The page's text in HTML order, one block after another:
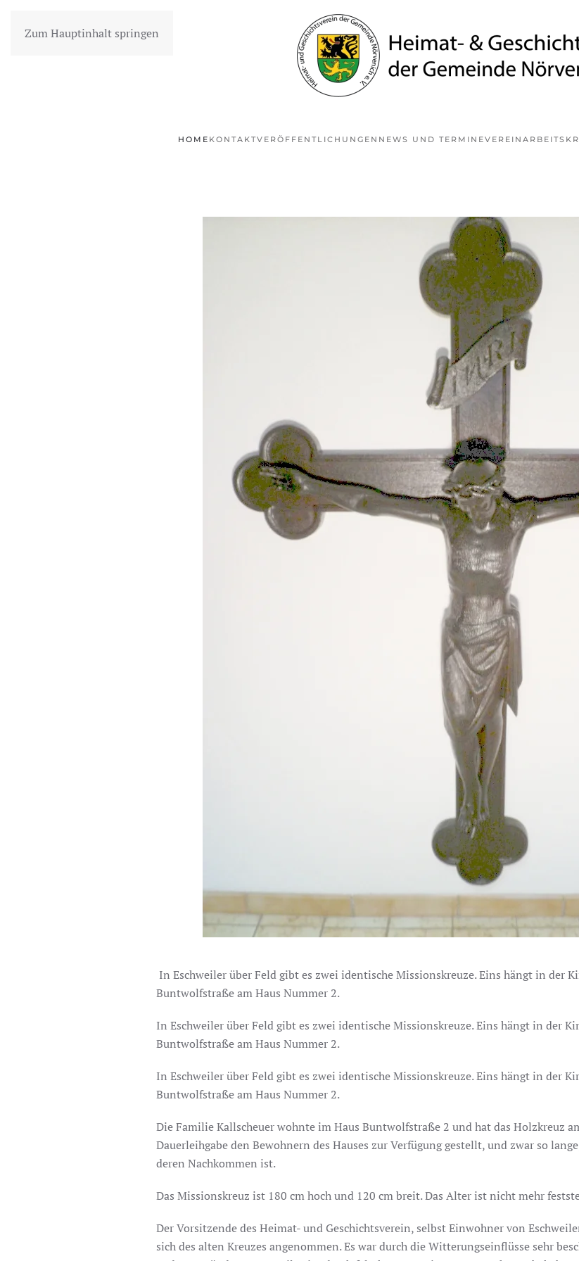
Zum Hauptinhalt springen
HOME KONTAKTVERÖFFENTLICHUNGEN NEWS UND TERMINEVEREIN
In Eschweiler über Feld gibt es zwei identische Missionskreuze. Eins hängt in der
Buntwolfstraße am Haus Nummer 2.
In Eschweiler über Feld gibt es zwei identische Missionskreuze. Eins hängt in der
Buntwolfstraße am Haus Nummer 2.
In Eschweiler über Feld gibt es zwei identische Missionskreuze. Eins hängt in der
Buntwolfstraße am Haus Nummer 2.
Die Familie Kallscheuer wohnte im Haus Buntwolfstraße 2 und hat das Holzkreuz
Dauerleihgabe den Bewohnern des Hauses zur Verfügung gestellt, und zwar so
deren Nachkommen ist.
Das Missionskreuz ist 180 cm hoch und 120 cm breit. Das Alter ist nicht mehr
Der Vorsitzende des Heimat- und Geschichtsverein, selbst Einwohner von
sich des alten Kreuzes angenommen. Es war durch die Witterungseinflüsse sehr